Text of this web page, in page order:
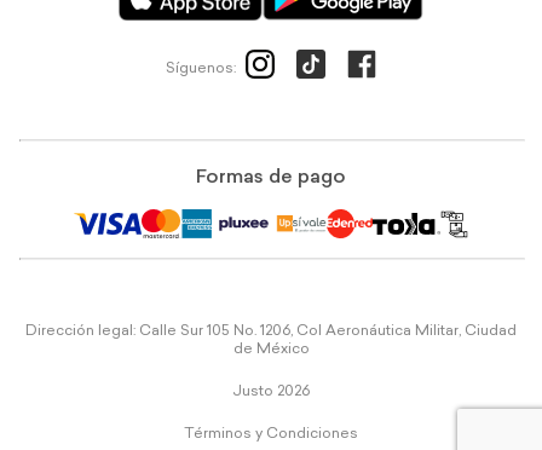
Síguenos:
Formas de pago
Dirección legal: Calle Sur 105 No. 1206, Col Aeronáutica Militar, Ciudad
de México
Justo 2026
Términos y Condiciones